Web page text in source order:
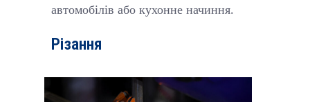
автомобілів або кухонне начиння.
Різання